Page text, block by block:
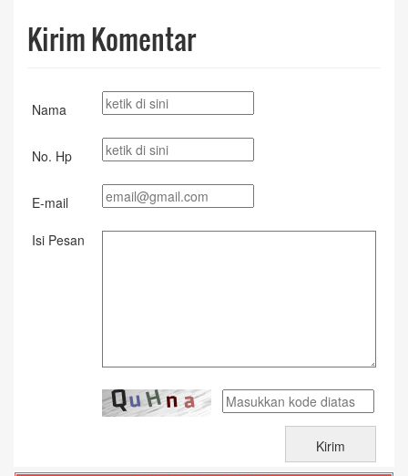
Kirim Komentar
Nama
No. Hp
E-mail
Isi Pesan